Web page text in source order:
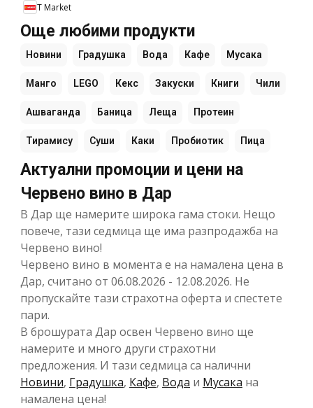
T Market
Още любими продукти
Новини Градушка Вода Кафе Мусака
Манго LEGO Кекс Закуски Книги Чили
Ашваганда Баница Леща Протеин
Тирамису Суши Каки Пробиотик Пица
Актуални промоции и цени на
Червено вино в Дар
В Дар ще намерите широка гама стоки. Нещо
повече, тази седмица ще има разпродажба на
Червено вино!
Червено вино в момента е на намалена цена в
Дар, считано от 06.08.2026 - 12.08.2026. Не
пропускайте тази страхотна оферта и спестете
пари.
В брошурата Дар освен Червено вино ще
намерите и много други страхотни
предложения. И тази седмица са налични
Новини, Градушка, Кафе, Вода и Мусака на
намалена цена!